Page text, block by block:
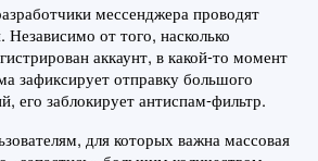
мессенджера проводят
от того, насколько
аккаунт, в какой-то момент
зафиксирует отправку большого
его заблокирует антиспам-фильтр.
для которых важна массовая
Оплатить товар